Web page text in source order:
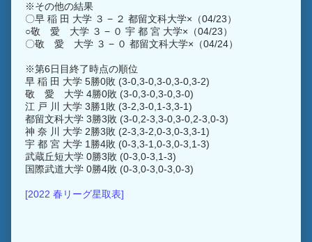
※その他の結果
〇早 稲 田 大学 ３ − ２ 都留文科大学×（04/23）
○敬 愛 大学 ３ − ０ 宇 都 宮 大学×（04/23）
〇敬 愛 大学 ３ − ０ 都留文科大学×（04/24）
※第6日目終了時点の順位
早 稲 田 大学 5勝0敗 (3-0,3-0,3-0,3-0,3-2)
敬 愛 大学 4勝0敗 (3-0,3-0,3-0,3-0)
江 戸 川 大学 3勝1敗 (3-2,3-0,1-3,3-1)
都留文科大学 3勝3敗 (3-0,2-3,3-0,3-0,2-3,0-3)
神 奈 川 大学 2勝3敗 (2-3,3-2,0-3,0-3,3-1)
宇 都 宮 大学 1勝4敗 (0-3,3-1,0-3,0-3,1-3)
武蔵丘短大学 0勝3敗 (0-3,0-3,1-3)
国際武道大学 0勝4敗 (0-3,0-3,0-3,0-3)
[2022 春リーグ星取表]